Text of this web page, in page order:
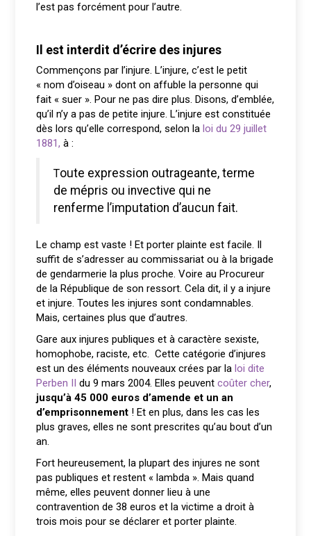
l’est pas forcément pour l’autre.
Il est interdit d’écrire des injures
Commençons par l’injure. L’injure, c’est le petit
« nom d’oiseau » dont on affuble la personne qui
fait « suer ». Pour ne pas dire plus. Disons, d’emblée,
qu’il n’y a pas de petite injure. L’injure est constituée
dès lors qu’elle correspond, selon la loi du 29 juillet
1881, à :
Toute expression outrageante, terme
de mépris ou invective qui ne
renferme l’imputation d’aucun fait.
Le champ est vaste ! Et porter plainte est facile. Il
suffit de s’adresser au commissariat ou à la brigade
de gendarmerie la plus proche. Voire au Procureur
de la République de son ressort. Cela dit, il y a injure
et injure. Toutes les injures sont condamnables.
Mais, certaines plus que d’autres.
Gare aux injures publiques et à caractère sexiste,
homophobe, raciste, etc. Cette catégorie d’injures
est un des éléments nouveaux crées par laloi dite
Perben II du 9 mars 2004. Elles peuventcoûter cher,
jusqu’à 45 000 euros d’amende et un an
d’emprisonnement ! Et en plus, dans les cas les
plus graves, elles ne sont prescrites qu’au bout d’un
an.
Fort heureusement, la plupart des injures ne sont
pas publiques et restent « lambda ». Mais quand
même, elles peuvent donner lieu à une
contravention de 38 euros et la victime a droit à
trois mois pour se déclarer et porter plainte.